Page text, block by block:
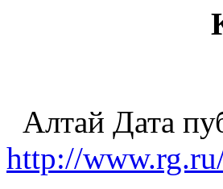
Алтай Дата
http://